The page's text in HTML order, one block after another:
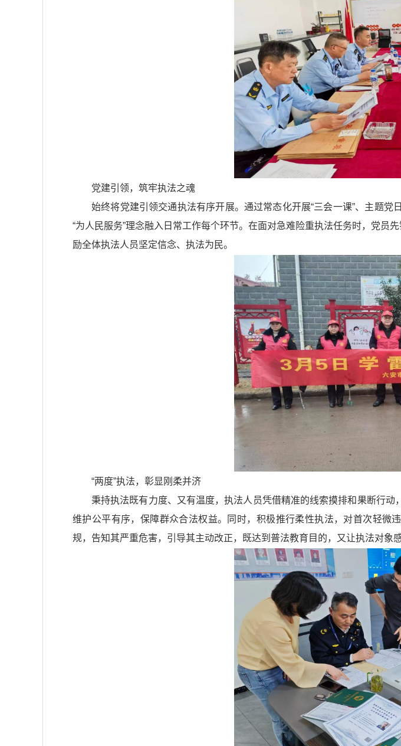
党建引领，筑牢执法之魂
始终将党建引领交通执法有序开展。通过常态化开展“三会一课”、主题
“为人民服务”理念融入日常工作每个环节。在面对急难险重执法任务时，党
励全体执法人员坚定信念、执法为民。
“两度”执法，彰显刚柔并济
秉持执法既有力度、又有温度，执法人员凭借精准的线索摸排和果断行
维护公平有序，保障群众合法权益。同时，积极推行柔性执法，对首次轻微
规，告知其严重危害，引导其主动改正，既达到普法教育目的，又让执法对象